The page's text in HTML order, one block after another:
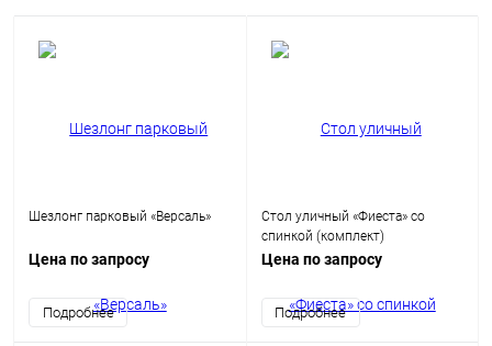
Шезлонг парковый «Версаль»
Цена по запросу
Подробнее
Стол уличный «Фиеста» со
спинкой (комплект)
Цена по запросу
Подробнее